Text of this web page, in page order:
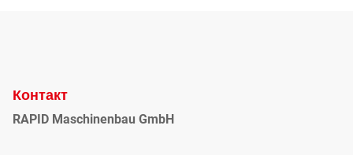
Контакт
RAPID Maschinenbau GmbH